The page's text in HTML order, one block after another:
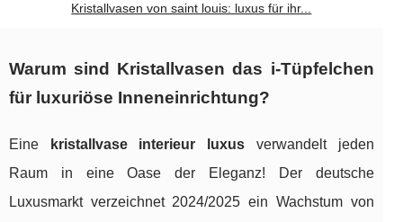
Kristallvasen von saint louis: luxus für ihr...
Warum sind Kristallvasen das i-Tüpfelchen
für luxuriöse Inneneinrichtung?
Eine kristallvase interieur luxus verwandelt jeden
Raum in eine Oase der Eleganz! Der deutsche
Luxusmarkt verzeichnet 2024/2025 ein Wachstum von